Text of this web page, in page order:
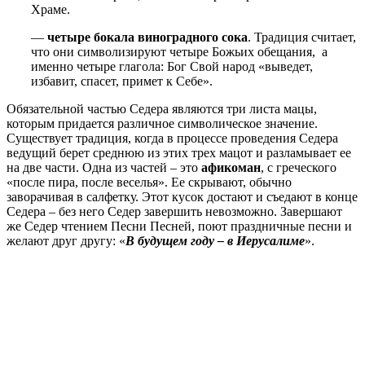
Храме.
— четыре бокала виноградного сока. Традиция считает,
что они символизируют четыре Божьих обещания, а
именно четыре глагола: Бог Свой народ «выведет,
избавит, спасет, примет к Себе».
Обязательной частью Седера являются три листа мацы,
которым придается различное символическое значение.
Существует традиция, когда в процессе проведения Седера
ведущий берет среднюю из этих трех мацот и разламывает ее
на две части. Одна из частей – это афикоман, с греческого
«после пира, после веселья». Ее скрывают, обычно
заворачивая в салфетку. Этот кусок достают и съедают в конце
Седера – без него Седер завершить невозможно. Завершают
же Седер чтением Песни Песней, поют праздничные песни и
желают друг другу: «В будущем году – в Иерусалиме».